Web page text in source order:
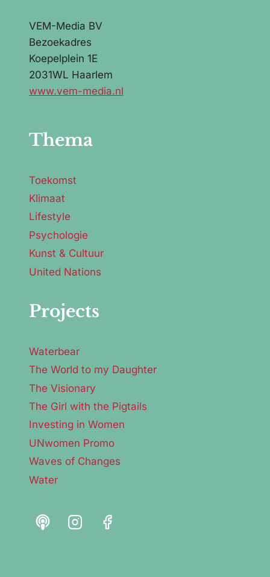
VEM-Media BV
Bezoekadres
Koepelplein 1E
2031WL Haarlem
www.vem-media.nl
Thema
Toekomst
Klimaat
Lifestyle
Psychologie
Kunst & Cultuur
United Nations
Projects
Waterbear
The World to my Daughter
The Visionary
The Girl with the Pigtails
Investing in Women
UNwomen Promo
Waves of Changes
Water